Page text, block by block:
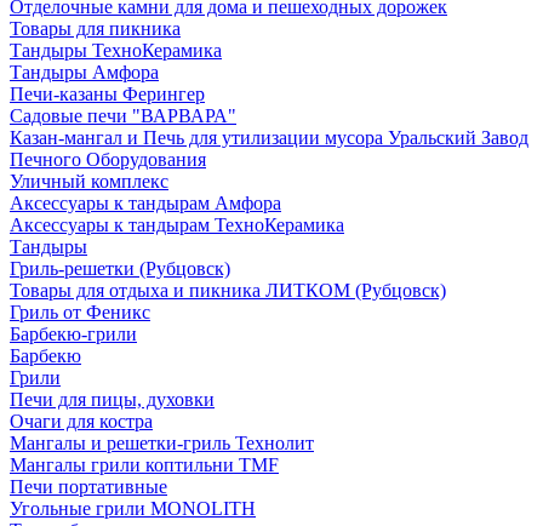
Отделочные камни для дома и пешеходных дорожек
Товары для пикника
Тандыры ТехноКерамика
Тандыры Амфора
Печи-казаны Ферингер
Садовые печи "ВАРВАРА"
Казан-мангал и Печь для утилизации мусора Уральский Завод
Печного Оборудования
Уличный комплекс
Аксессуары к тандырам Амфора
Аксессуары к тандырам ТехноКерамика
Тандыры
Гриль-решетки (Рубцовск)
Товары для отдыха и пикника ЛИТКОМ (Рубцовск)
Гриль от Феникс
Барбекю-грили
Барбекю
Грили
Печи для пицы, духовки
Очаги для костра
Мангалы и решетки-гриль Технолит
Мангалы грили коптильни TMF
Печи портативные
Угольные грили MONOLITH